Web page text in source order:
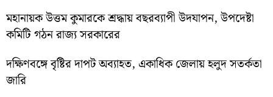
মহানায়ক উত্তম কুমারকে শ্রদ্ধায় বছরব্যাপী উদযাপন, উপদেষ্টা
কমিটি গঠন রাজ্য সরকারের
দক্ষিণবঙ্গে বৃষ্টির দাপট অব্যাহত, একাধিক জেলায় হলুদ সতর্কতা
জারি